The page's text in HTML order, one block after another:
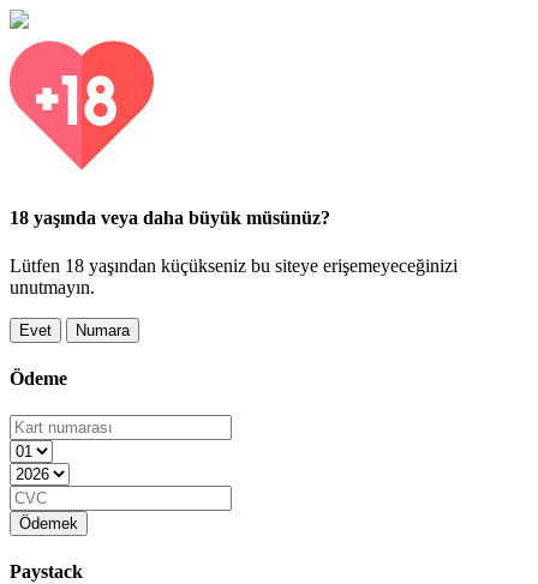
18 yaşında veya daha büyük müsünüz?
Lütfen 18 yaşından küçükseniz bu siteye erişemeyeceğinizi
unutmayın.
Evet Numara
Ödeme
Ödemek
Paystack